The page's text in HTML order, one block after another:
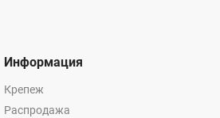
Информация
Крепеж
Распродажа